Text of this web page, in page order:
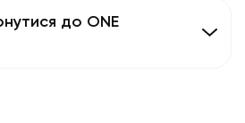
до ONE